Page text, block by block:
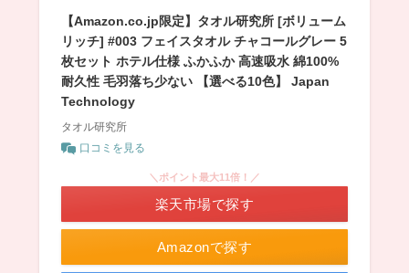
【Amazon.co.jp限定】タオル研究所 [ボリューム
リッチ] #003 フェイスタオル チャコールグレー 5
枚セット ホテル仕様 ふかふか 高速吸水 綿100%
耐久性 毛羽落ち少ない 【選べる10色】 Japan
Technology
タオル研究所
口コミを見る
Amazonで探す
＼ポイント最大11倍！／
楽天市場で探す